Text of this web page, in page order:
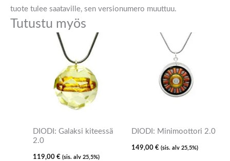
tuote tulee saataville, sen versionumero muuttuu.
Tutustu myös
DIODI: Galaksi kiteessä
2.0
119,00 € (sis. alv 25,5%)
DIODI: Minimoottori 2.0
149,00 € (sis. alv 25,5%)